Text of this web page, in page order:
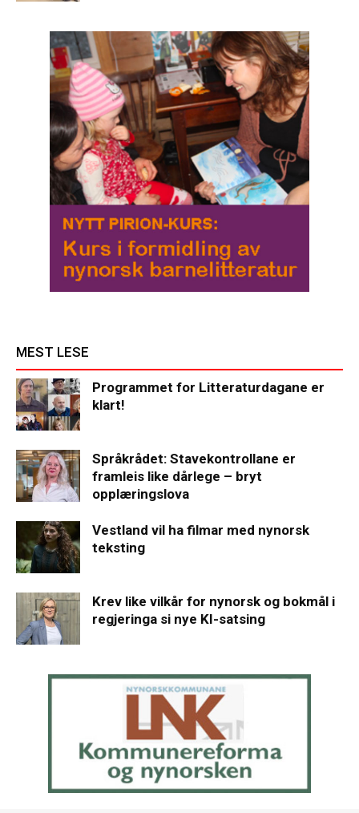
MEST LESE
Programmet for Litteraturdagane er
klart!
Språkrådet: Stavekontrollane er
framleis like dårlege – bryt
opplæringslova
Vestland vil ha filmar med nynorsk
teksting
Krev like vilkår for nynorsk og bokmål i
regjeringa si nye KI-satsing